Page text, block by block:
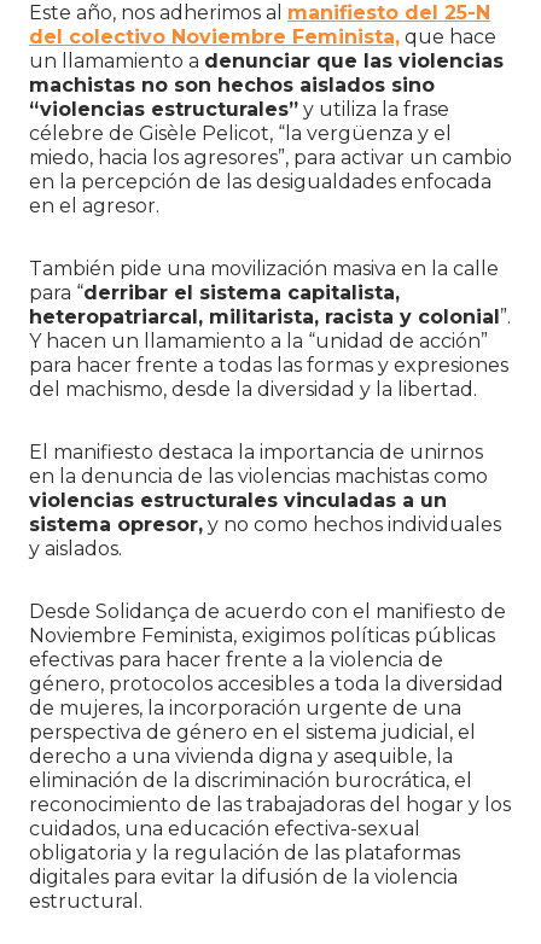
Este año, nos adherimos al manifiesto del 25-N
del colectivo Noviembre Feminista, que hace
un llamamiento a denunciar que las violencias
machistas no son hechos aislados sino
“violencias estructurales” y utiliza la frase
célebre de Gisèle Pelicot, “la vergüenza y el
miedo, hacia los agresores”, para activar un cambio
en la percepción de las desigualdades enfocada
en el agresor.
También pide una movilización masiva en la calle
para “derribar el sistema capitalista,
heteropatriarcal, militarista, racista y colonial”.
Y hacen un llamamiento a la “unidad de acción”
para hacer frente a todas las formas y expresiones
del machismo, desde la diversidad y la libertad.
El manifiesto destaca la importancia de unirnos
en la denuncia de las violencias machistas como
violencias estructurales vinculadas a un
sistema opresor, y no como hechos individuales
y aislados.
Desde Solidança de acuerdo con el manifiesto de
Noviembre Feminista, exigimos políticas públicas
efectivas para hacer frente a la violencia de
género, protocolos accesibles a toda la diversidad
de mujeres, la incorporación urgente de una
perspectiva de género en el sistema judicial, el
derecho a una vivienda digna y asequible, la
eliminación de la discriminación burocrática, el
reconocimiento de las trabajadoras del hogar y los
cuidados, una educación efectiva-sexual
obligatoria y la regulación de las plataformas
digitales para evitar la difusión de la violencia
estructural.